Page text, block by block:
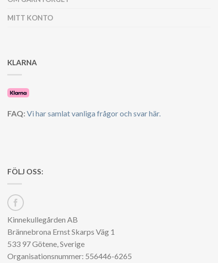
MITT KONTO
KLARNA
FAQ:Vi har samlat vanliga frågor och svar här.
FÖLJ OSS:
Kinnekullegården AB
Brännebrona Ernst Skarps Väg 1
533 97 Götene, Sverige
Organisationsnummer: 556446-6265